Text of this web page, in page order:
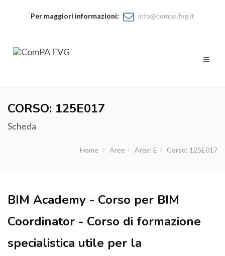
Per maggiori informazioni: info@compa.fvg.it
Toggle
CORSO: 125E017
Scheda
Home Aree Area: E Corso: 125E017
BIM Academy - Corso per BIM
Coordinator - Corso di formazione
specialistica utile per la